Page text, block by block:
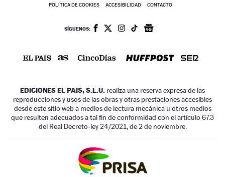
POLÍTICA DE COOKIES ACCESIBILIDAD CONTACTO
SÍGUENOS:
EDICIONES EL PAIS, S.L.U. realiza una reserva expresa de las
reproducciones y usos de las obras y otras prestaciones accesibles
desde este sitio web a medios de lectura mecánica u otros medios
que resulten adecuados a tal fin de conformidad con el artículo 67.3
del Real Decreto-ley 24/2021, de 2 de noviembre.